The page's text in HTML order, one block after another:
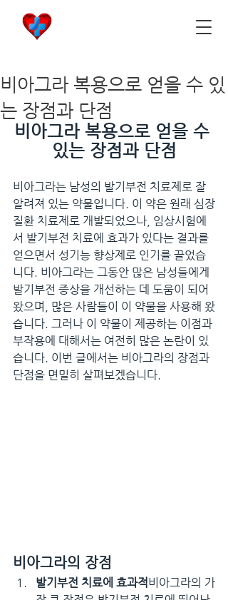
비아그라 복용으로 얻을 수 있
는 장점과 단점
비아그라 복용으로 얻을 수
있는 장점과 단점
비아그라는 남성의 발기부전 치료제로 잘
알려져 있는 약물입니다. 이 약은 원래 심장
질환 치료제로 개발되었으나, 임상시험에
서 발기부전 치료에 효과가 있다는 결과를
얻으면서 성기능 향상제로 인기를 끌었습
니다. 비아그라는 그동안 많은 남성들에게
발기부전 증상을 개선하는 데 도움이 되어
왔으며, 많은 사람들이 이 약물을 사용해 왔
습니다. 그러나 이 약물이 제공하는 이점과
부작용에 대해서는 여전히 많은 논란이 있
습니다. 이번 글에서는 비아그라의 장점과
단점을 면밀히 살펴보겠습니다.
비아그라의 장점
발기부전 치료에 효과적비아그라의 가